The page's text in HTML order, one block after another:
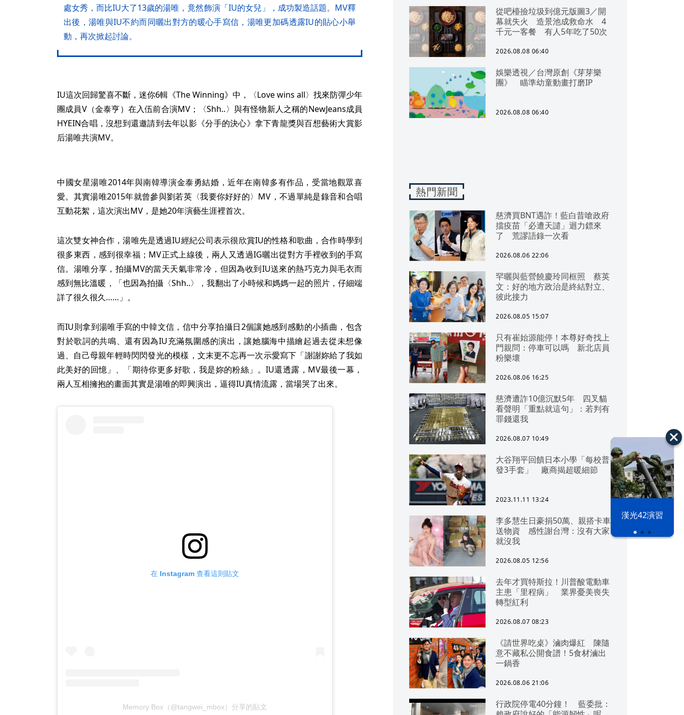
漢光42演習
處女秀，而比IU大了13歲的湯唯，竟然飾演「IU的女兒」，成功製造話題。MV釋
出後，湯唯與IU不約而同曬出對方的暖心手寫信，湯唯更加碼透露IU的貼心小舉
動，再次掀起討論。
IU這次回歸驚喜不斷，迷你6輯《The Winning》中，〈Love wins all〉找來防彈少年
團成員V（金泰亨）在入伍前合演MV；〈Shh..〉與有怪物新人之稱的NewJeans成員
HYEIN合唱，沒想到還邀請到去年以影《分手的決心》拿下青龍獎與百想藝術大賞影
后湯唯共演MV。
中國女星湯唯2014年與南韓導演金泰勇結婚，近年在南韓多有作品，受當地觀眾喜
愛。其實湯唯2015年就曾參與劉若英〈我要你好好的〉MV，不過單純是錄音和合唱
互動花絮，這次演出MV，是她20年演藝生涯裡首次。
這次雙女神合作，湯唯先是透過IU經紀公司表示很欣賞IU的性格和歌曲，合作時學到
很多東西，感到很幸福；MV正式上線後，兩人又透過IG曬出從對方手裡收到的手寫
信。湯唯分享，拍攝MV的當天天氣非常冷，但因為收到IU送來的熱巧克力與毛衣而
感到無比溫暖，「也因為拍攝〈Shh..〉，我翻出了小時候和媽媽一起的照片，仔細端
詳了很久很久……」。
而IU則拿到湯唯手寫的中韓文信，信中分享拍攝日2個讓她感到感動的小插曲，包含
對於歌詞的共鳴、還有因為IU充滿氛圍感的演出，讓她腦海中描繪起過去從未想像
過、自己母親年輕時閃閃發光的模樣，文末更不忘再一次示愛寫下「謝謝妳給了我如
此美好的回憶」、「期待你更多好歌，我是妳的粉絲」。IU還透露，MV最後一幕，
兩人互相擁抱的畫面其實是湯唯的即興演出，逼得IU真情流露，當場哭了出來。
在 Instagram 查看這則貼文
Memory Box（@tangwei_mbox）分享的貼文
從吧檯撿垃圾到億元版圖3／開
幕就失火 造景池成救命水 4
千元一客餐 有人5年吃了50次
2026.08.08 06:40
娛樂透視／台灣原創《芽芽樂
團》 瞄準幼童動畫打磨IP
2026.08.08 06:40
熱門新聞
慈濟買BNT遇詐！藍白昔嗆政府
擋疫苗「必遭天譴」迴力鏢來
了 荒謬語錄一次看
2026.08.06 22:06
罕曬與藍營饒慶玲同框照 蔡英
文：好的地方政治是終結對立、
彼此接力
2026.08.05 15:07
只有崔始源能停！本尊好奇找上
門親問：停車可以嗎 新北店員
粉樂壞
2026.08.06 16:25
慈濟遭詐10億沉默5年 四叉貓
看聲明「重點就這句」：若判有
罪錢還我
2026.08.07 10:49
大谷翔平回饋日本小學「每校普
發3手套」 廠商揭超暖細節
2023.11.11 13:24
李多慧生日豪捐50萬、親搭卡車
送物資 感性謝台灣：沒有大家
就沒我
2026.08.05 12:56
去年才買特斯拉！川普酸電動車
主患「里程病」 業界憂美喪失
轉型紅利
2026.08.07 08:23
《請世界吃桌》滷肉爆紅 陳隨
意不藏私公開食譜！5食材滷出
一鍋香
2026.08.06 21:06
行政院停電40分鐘！ 藍委批：